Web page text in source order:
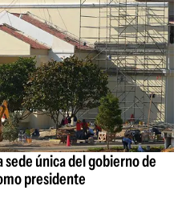
sede única del gobierno de
presidente